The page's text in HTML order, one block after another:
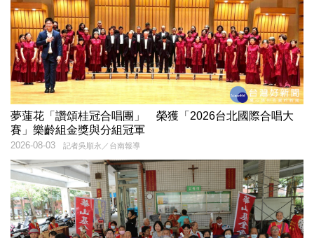
夢蓮花「讚頌桂冠合唱團」 榮獲「2026台北國際合唱大
賽」樂齡組金獎與分組冠軍
記者吳順永／台南報導
2026-08-03